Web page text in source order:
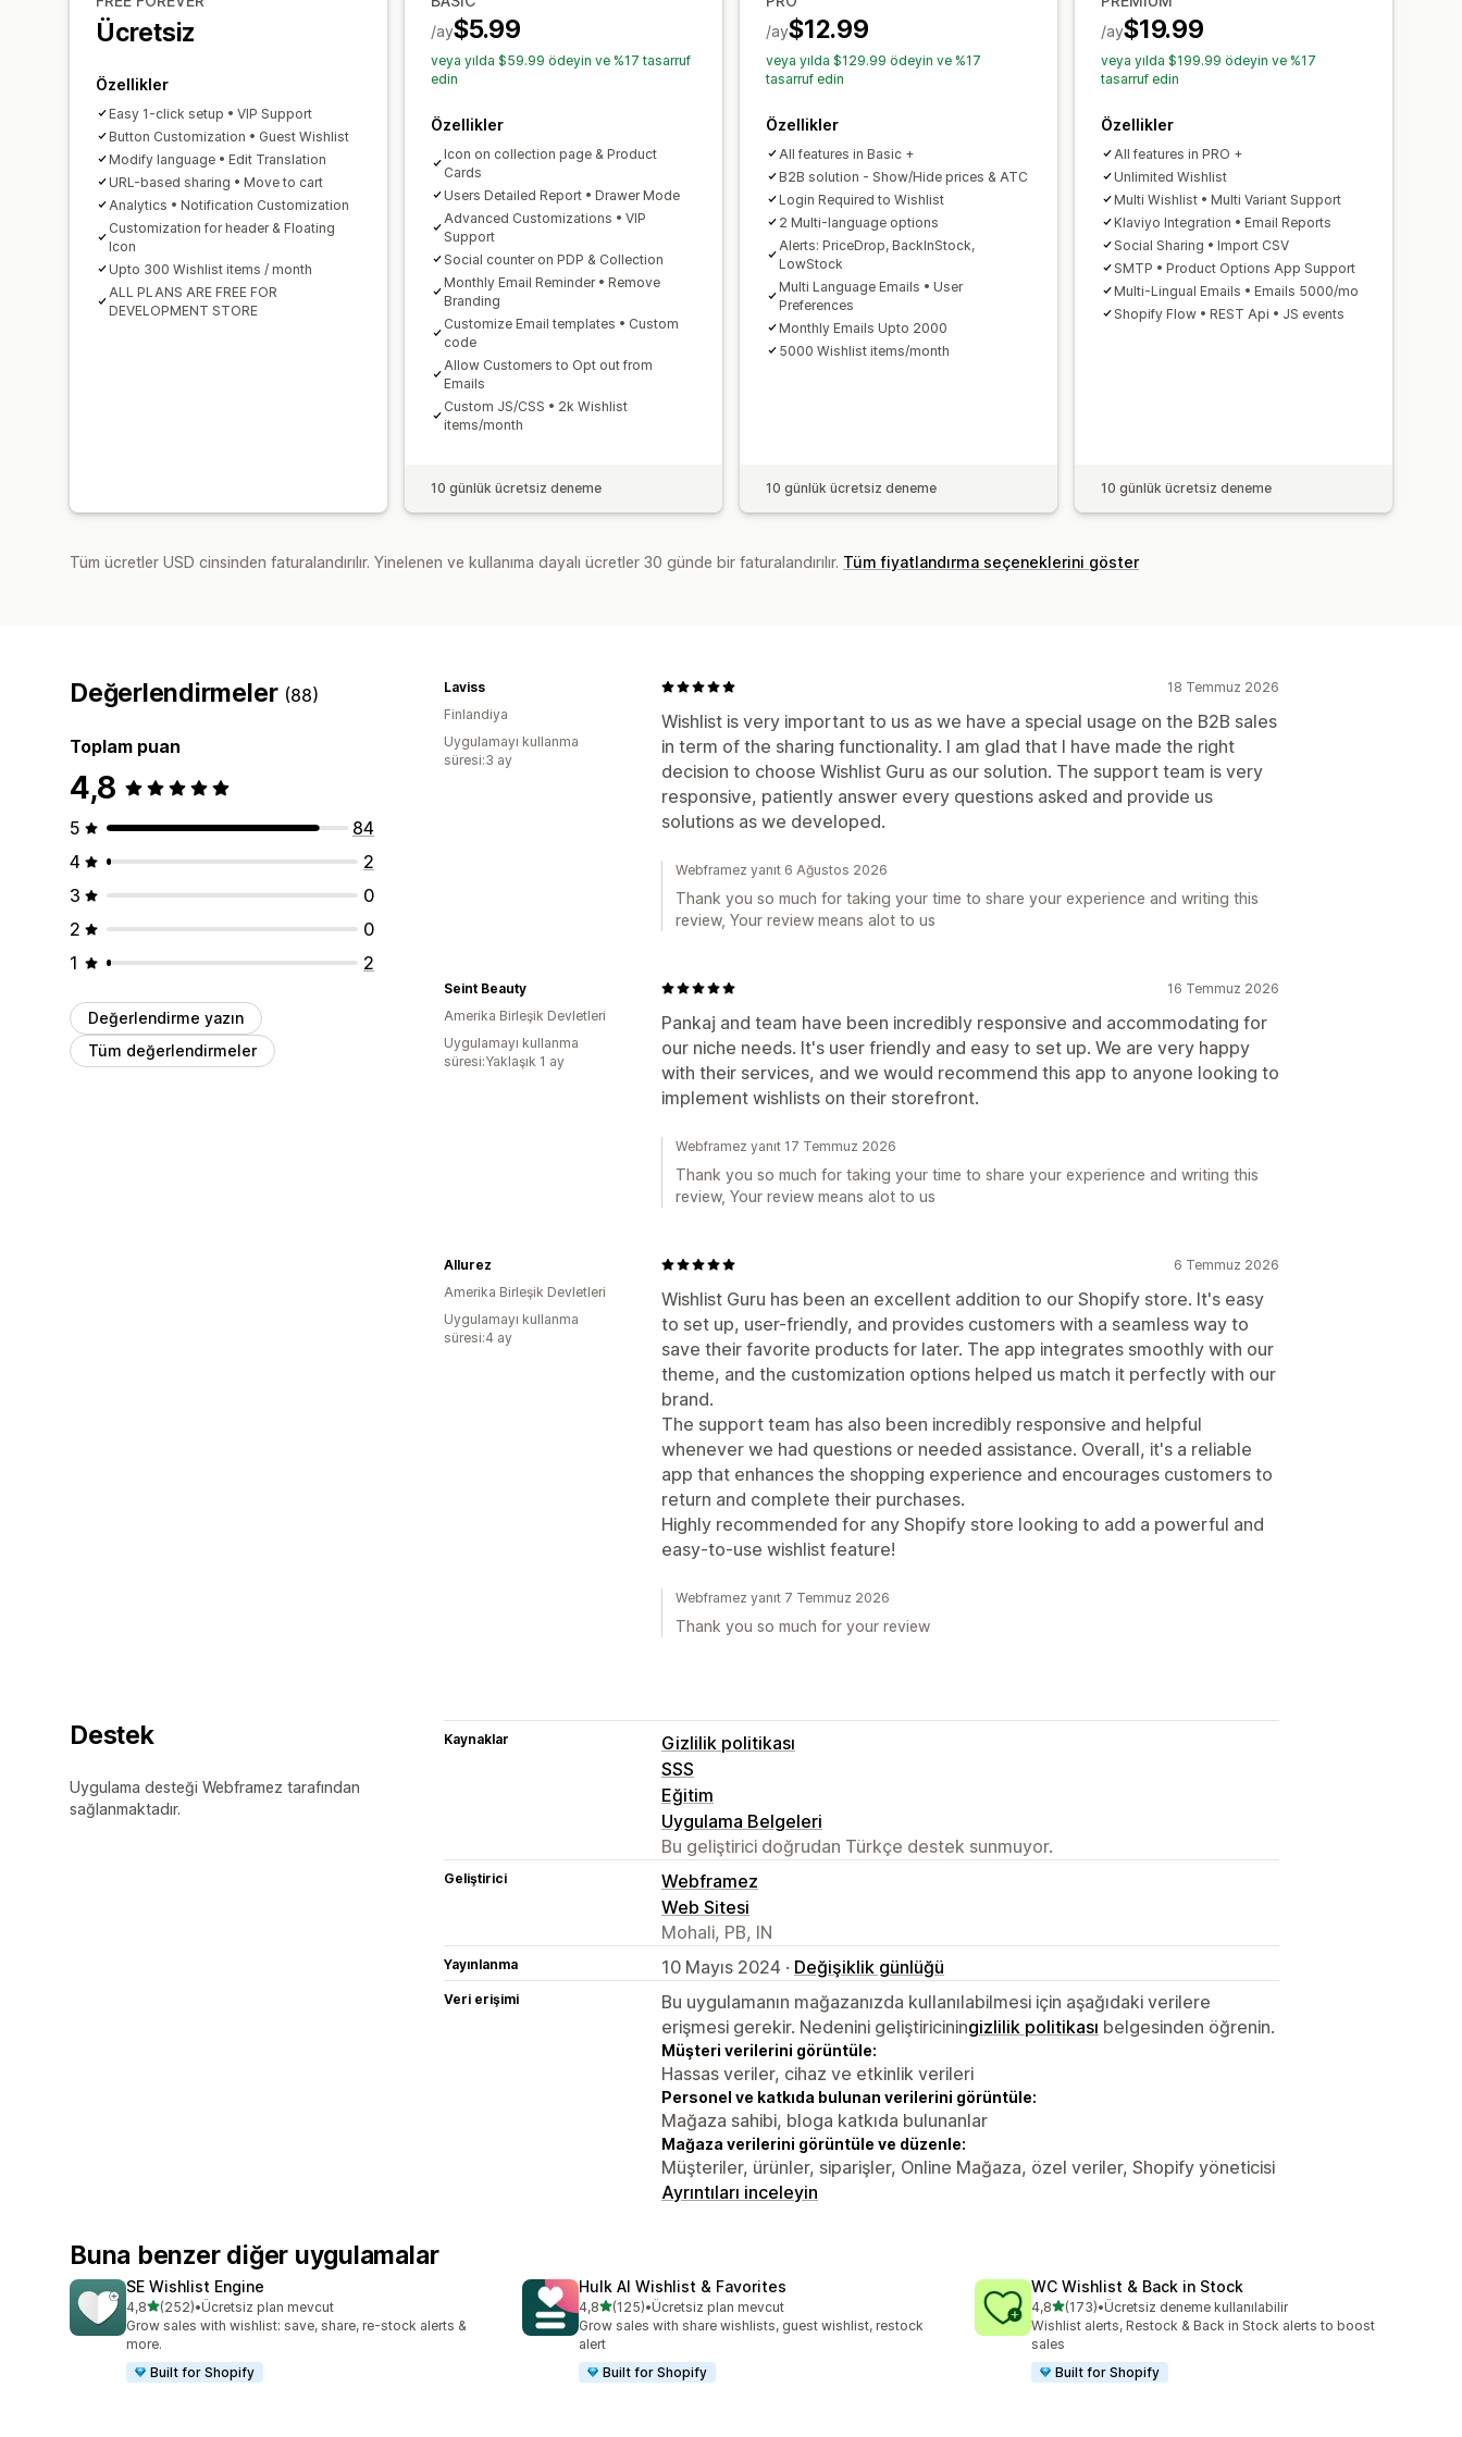
E-posta şablonları Satın alma uyarıları Stok uyarıları
Performans raporları Envanter takibi
Ücretsiz
Özellikler
Easy 1-click setup • VIP Support
Button Customization • Guest Wishlist
Modify language • Edit Translation
URL-based sharing • Move to cart
Analytics • Notification Customization
Customization for header & Floating
Icon
Upto 300 Wishlist items / month
ALL PLANS ARE FREE FOR
DEVELOPMENT STORE
$5.99
/ay
veya yılda $59.99 ödeyin ve %17 tasarruf
edin
Özellikler
Icon on collection page & Product
Cards
Users Detailed Report • Drawer Mode
Advanced Customizations • VIP
Support
Social counter on PDP & Collection
Monthly Email Reminder • Remove
Branding
Customize Email templates • Custom
code
Allow Customers to Opt out from
Emails
Custom JS/CSS • 2k Wishlist
items/month
10 günlük ücretsiz deneme
$12.99
/ay
veya yılda $129.99 ödeyin ve %17
tasarruf edin
Özellikler
All features in Basic +
B2B solution - Show/Hide prices & ATC
Login Required to Wishlist
2 Multi-language options
Alerts: PriceDrop, BackInStock,
LowStock
Multi Language Emails • User
Preferences
Monthly Emails Upto 2000
5000 Wishlist items/month
10 günlük ücretsiz deneme
$19.99
/ay
veya yılda $199.99 ödeyin ve %17
tasarruf edin
Özellikler
All features in PRO +
Unlimited Wishlist
Multi Wishlist • Multi Variant Support
Klaviyo Integration • Email Reports
Social Sharing • Import CSV
SMTP • Product Options App Support
Multi-Lingual Emails • Emails 5000/mo
Shopify Flow • REST Api • JS events
10 günlük ücretsiz deneme
Tüm ücretler USD cinsinden faturalandırılır. Yinelenen ve kullanıma dayalı ücretler 30 günde bir faturalandırılır. Tüm fiyatlandırma seçeneklerini göster
Değerlendirmeler (88)
Toplam puan
4,8
5
84
4
2
3
0
2
0
1
2
Değerlendirme yazın
Tüm değerlendirmeler
18 Temmuz 2026
Wishlist is very important to us as we have a special usage on the B2B sales
in term of the sharing functionality. I am glad that I have made the right
decision to choose Wishlist Guru as our solution. The support team is very
responsive, patiently answer every questions asked and provide us
solutions as we developed.
Laviss
Finlandiya
Uygulamayı kullanma
süresi:3 ay
Webframez yanıt 6 Ağustos 2026
Thank you so much for taking your time to share your experience and writing this
review, Your review means alot to us
16 Temmuz 2026
Pankaj and team have been incredibly responsive and accommodating for
our niche needs. It's user friendly and easy to set up. We are very happy
with their services, and we would recommend this app to anyone looking to
implement wishlists on their storefront.
Seint Beauty
Amerika Birleşik Devletleri
Uygulamayı kullanma
süresi:Yaklaşık 1 ay
Webframez yanıt 17 Temmuz 2026
Thank you so much for taking your time to share your experience and writing this
review, Your review means alot to us
6 Temmuz 2026
Wishlist Guru has been an excellent addition to our Shopify store. It's easy
to set up, user-friendly, and provides customers with a seamless way to
save their favorite products for later. The app integrates smoothly with our
theme, and the customization options helped us match it perfectly with our
brand.
The support team has also been incredibly responsive and helpful
whenever we had questions or needed assistance. Overall, it's a reliable
app that enhances the shopping experience and encourages customers to
return and complete their purchases.
Highly recommended for any Shopify store looking to add a powerful and
easy-to-use wishlist feature!
Allurez
Amerika Birleşik Devletleri
Uygulamayı kullanma
süresi:4 ay
Webframez yanıt 7 Temmuz 2026
Thank you so much for your review
Destek
Uygulama desteği Webframez tarafından
sağlanmaktadır.
Kaynaklar
Gizlilik politikası
SSS
Eğitim
Uygulama Belgeleri
Bu geliştirici doğrudan Türkçe destek sunmuyor.
Geliştirici
Webframez
Web Sitesi
Mohali, PB, IN
Yayınlanma 10 Mayıs 2024 · Değişiklik günlüğü
Veri erişimi
Bu uygulamanın mağazanızda kullanılabilmesi için aşağıdaki verilere
erişmesi gerekir. Nedenini geliştiriciningizlilik politikası belgesinden öğrenin.
Müşteri verilerini görüntüle:
Hassas veriler, cihaz ve etkinlik verileri
Personel ve katkıda bulunan verilerini görüntüle:
Mağaza sahibi, bloga katkıda bulunanlar
Mağaza verilerini görüntüle ve düzenle:
Müşteriler, ürünler, siparişler, Online Mağaza, özel veriler, Shopify yöneticisi
Ayrıntıları inceleyin
Buna benzer diğer uygulamalar
SE Wishlist Engine
4,85 yıldız üzerinden
(252)
toplam 252 değerlendirme
•Ücretsiz plan mevcut
Grow sales with wishlist: save, share, re-stock alerts &
more.
Built for Shopify
Hulk AI Wishlist & Favorites
4,85 yıldız üzerinden
(125)
toplam 125 değerlendirme
•Ücretsiz plan mevcut
Grow sales with share wishlists, guest wishlist, restock
alert
Built for Shopify
WC Wishlist & Back in Stock
4,85 yıldız üzerinden
(173)
toplam 173 değerlendirme
•Ücretsiz deneme kullanılabilir
Wishlist alerts, Restock & Back in Stock alerts to boost
sales
Built for Shopify